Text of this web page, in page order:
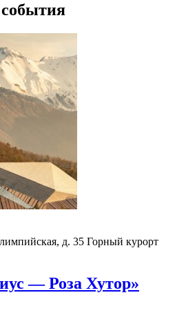
д. 35 Горный курорт
— Роза Хутор»